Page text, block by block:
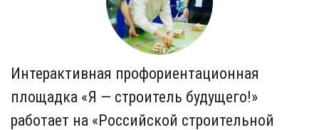
Интерактивная профориентационная
площадка «Я — строитель будущего!»
работает на «Российской строительной